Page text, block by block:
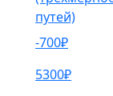
путей)
-700₽
5300₽